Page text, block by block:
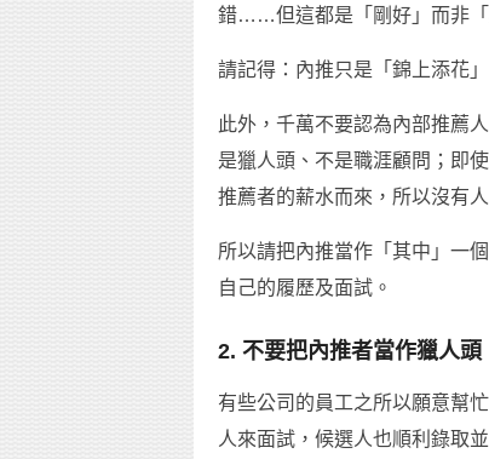
錯……但這都是「剛好」而非「
請記得：內推只是「錦上添花
此外，千萬不要認為內部推薦
是獵人頭、不是職涯顧問；即
推薦者的薪水而來，所以沒有
所以請把內推當作「其中」一
自己的履歷及面試。
2. 不要把內推者當作獵人頭
有些公司的員工之所以願意幫
人來面試，候選人也順利錄取